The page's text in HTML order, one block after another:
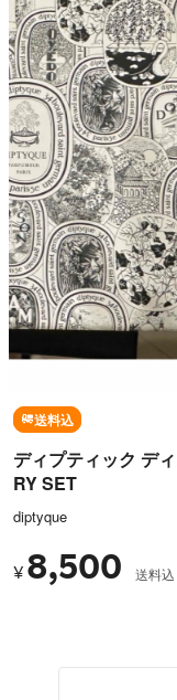
送料込
ディプティック デ
RY SET
diptyque
¥ 8,500 送料込